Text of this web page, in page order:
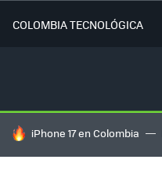
COLOMBIA TECNOLÓGICA
HOY SE HABLA DE
iPhone 17 en Colombia